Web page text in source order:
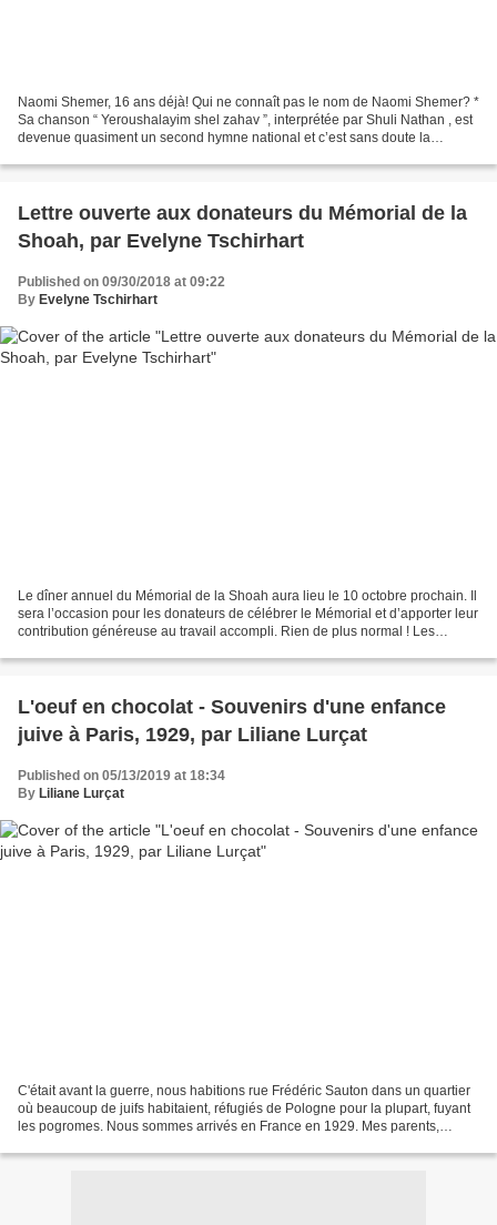
Naomi Shemer, 16 ans déjà! Qui ne connaît pas le nom de Naomi Shemer? *
Sa chanson “ Yeroushalayim shel zahav ”, interprétée par Shuli Nathan , est
devenue quasiment un second hymne national et c’est sans doute la
Lettre ouverte aux donateurs du Mémorial de la
Shoah, par Evelyne Tschirhart
Published on 09/30/2018 at 09:22
By Evelyne Tschirhart
Le dîner annuel du Mémorial de la Shoah aura lieu le 10 octobre prochain. Il
sera l’occasion pour les donateurs de célébrer le Mémorial et d’apporter leur
contribution généreuse au travail accompli. Rien de plus normal ! Les
L'oeuf en chocolat - Souvenirs d'une enfance
juive à Paris, 1929, par Liliane Lurçat
Published on 05/13/2019 at 18:34
By Liliane Lurçat
C'était avant la guerre, nous habitions rue Frédéric Sauton dans un quartier
où beaucoup de juifs habitaient, réfugiés de Pologne pour la plupart, fuyant
les pogromes. Nous sommes arrivés en France en 1929. Mes parents,